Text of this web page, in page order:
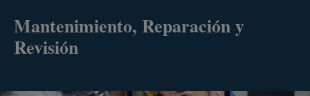
Mantenimiento, Reparación y
Revisión